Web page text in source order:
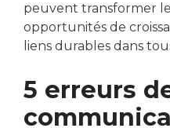
peuvent transformer
opportunités de
liens durables dans
5 erreurs